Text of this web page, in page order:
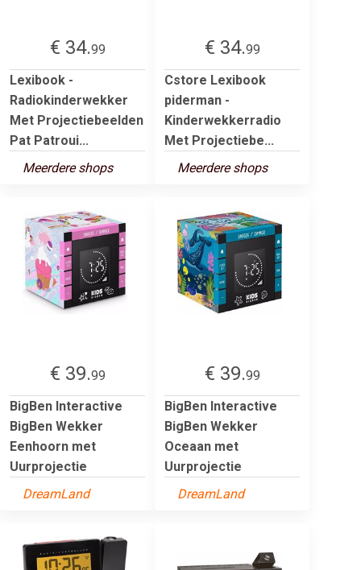
€ 34.99
Lexibook -
Radiokinderwekker
Met Projectiebeelden
Pat Patroui...
Meerdere shops
€ 34.99
Cstore Lexibook
piderman -
Kinderwekkerradio
Met Projectiebe...
Meerdere shops
€ 39.99
BigBen Interactive
BigBen Wekker
Eenhoorn met
Uurprojectie
DreamLand
€ 39.99
BigBen Interactive
BigBen Wekker
Oceaan met
Uurprojectie
DreamLand